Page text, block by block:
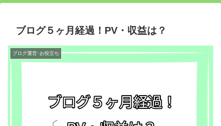
ブログ５ヶ月経過！PV・収益は？
ブログ運営･お役立ち